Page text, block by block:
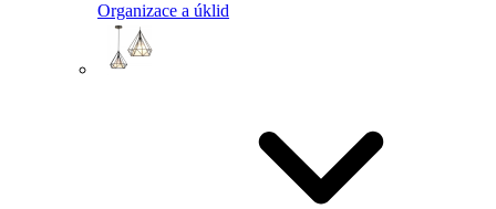
Organizace a úklid